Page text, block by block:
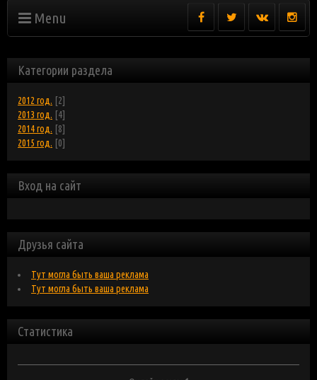
Menu
Категории раздела
2012 год. [2]
2013 год. [4]
2014 год. [8]
2015 год. [0]
Вход на сайт
Друзья сайта
Тут могла быть ваша реклама
Тут могла быть ваша реклама
Статистика